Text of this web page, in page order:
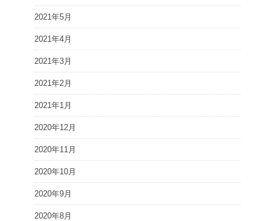
2021年5月
2021年4月
2021年3月
2021年2月
2021年1月
2020年12月
2020年11月
2020年10月
2020年9月
2020年8月